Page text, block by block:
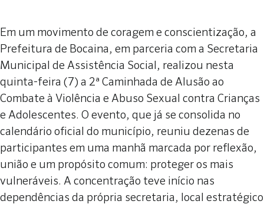
Em um movimento de coragem e conscientização, a
Prefeitura de Bocaina, em parceria com a Secretaria
Municipal de Assistência Social, realizou nesta
quinta-feira (7) a 2ª Caminhada de Alusão ao
Combate à Violência e Abuso Sexual contra Crianças
e Adolescentes. O evento, que já se consolida no
calendário oficial do município, reuniu dezenas de
participantes em uma manhã marcada por reflexão,
união e um propósito comum: proteger os mais
vulneráveis. A concentração teve início nas
dependências da própria secretaria, local estratégico